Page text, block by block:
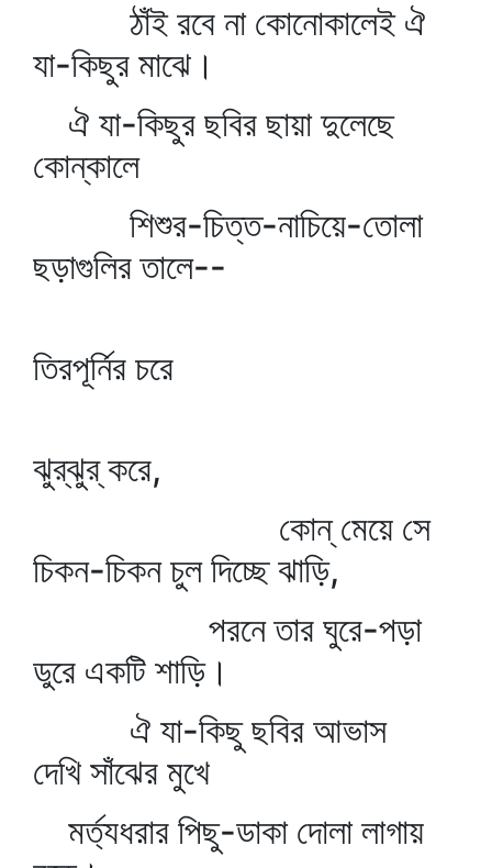
ঠাঁই রবে না কোনোকালেই ঐ
যা-কিছুর মাঝে।
ঐ যা-কিছুর ছবির ছায়া দুলেছে
কোন্‌কালে
শিশুর-চিত্ত-নাচিয়ে-তোলা
ছড়াগুলির তালে--
তিরপূর্নির চরে
ঝুর্‌ঝুর্‌ করে,
কোন্‌ মেয়ে সে
চিকন-চিকন চুল দিচ্ছে ঝাড়ি,
পরনে তার ঘুরে-পড়া
ডুরে একটি শাড়ি।
ঐ যা-কিছু ছবির আভাস
দেখি সাঁঝের মুখে
মর্ত্যধরার পিছু-ডাকা দোলা লাগায়